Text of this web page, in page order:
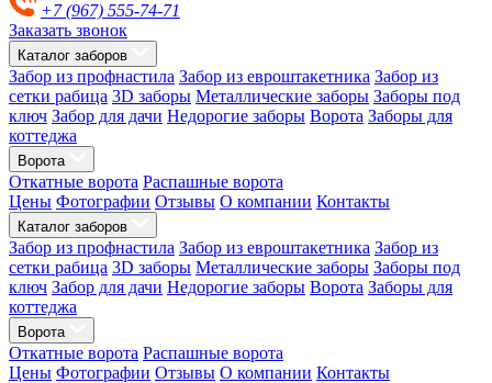
+7 (967) 555-74-71
Заказать звонок
Каталог заборов
Забор из профнастила Забор из евроштакетника Забор из
сетки рабица 3D заборы Металлические заборы Заборы под
ключ Забор для дачи Недорогие заборы Ворота Заборы для
коттеджа
Ворота
Откатные ворота Распашные ворота
Цены Фотографии Отзывы О компании Контакты
Каталог заборов
Забор из профнастила Забор из евроштакетника Забор из
сетки рабица 3D заборы Металлические заборы Заборы под
ключ Забор для дачи Недорогие заборы Ворота Заборы для
коттеджа
Ворота
Откатные ворота Распашные ворота
Цены Фотографии Отзывы О компании Контакты